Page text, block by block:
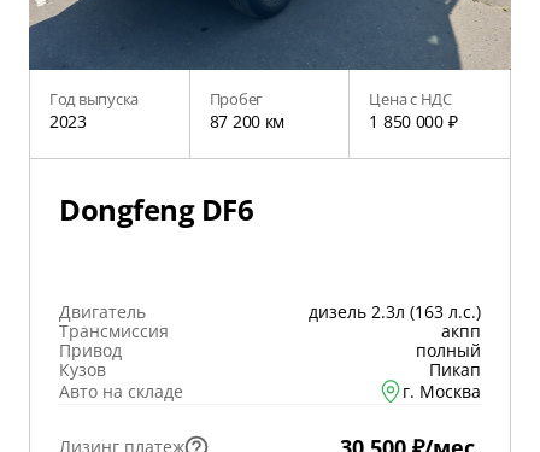
Год выпуска
2023
Пробег
87 200 км
Цена с НДС
1 850 000 ₽
Dongfeng DF6
Двигатель
дизель 2.3л (163 л.с.)
Трансмиссия
акпп
Привод
полный
Кузов
Пикап
Авто на складе
г. Москва
Лизинг платеж